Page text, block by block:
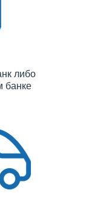
либо
банке